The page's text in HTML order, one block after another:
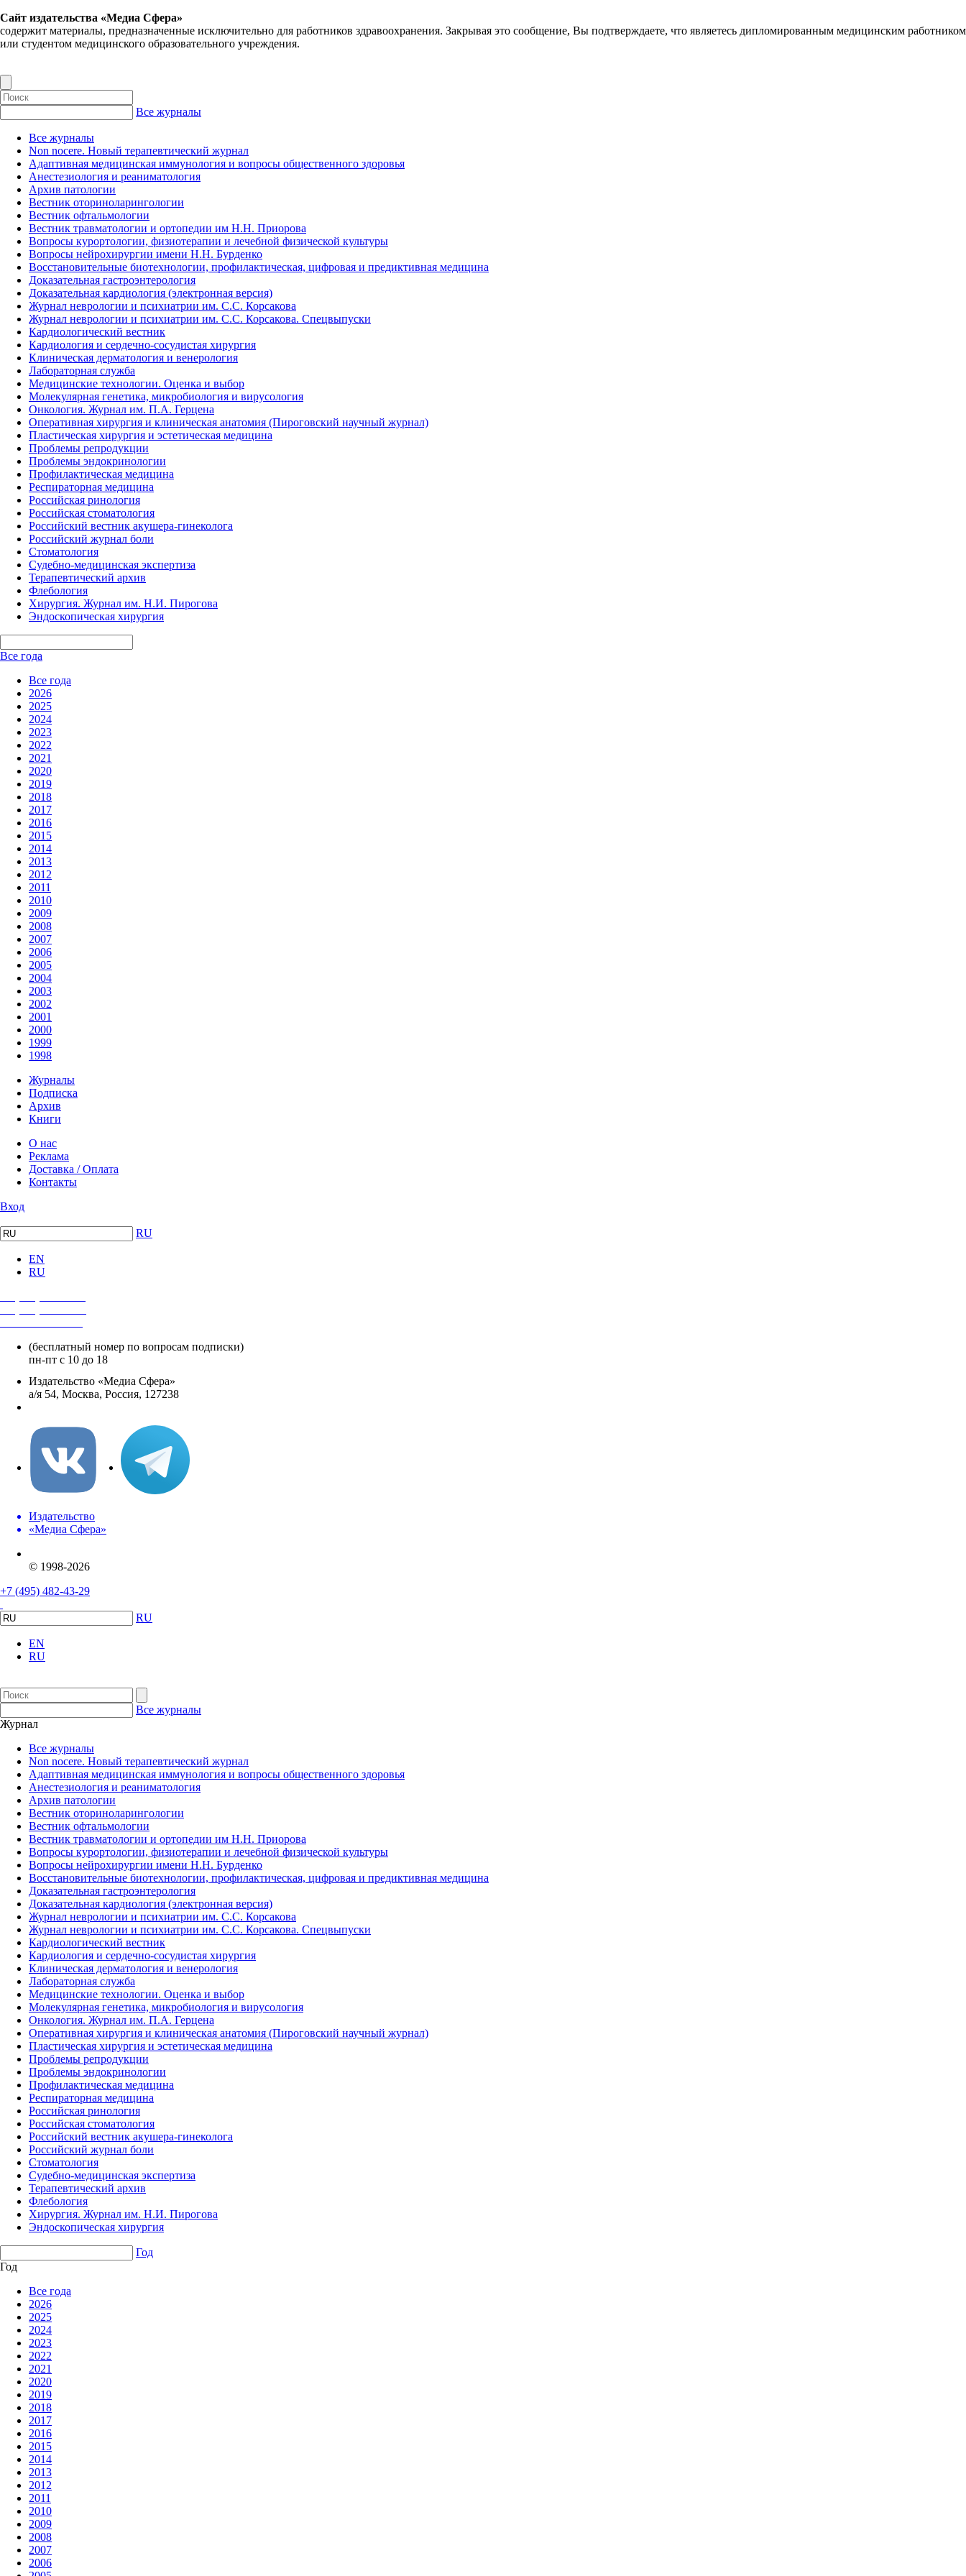
Сайт издательства «Медиа Сфера»
содержит материалы, предназначенные исключительно для работников здравоохранения. Закрывая это сообщение, Вы подтверждаете, что являетесь дипломированным медицинским работником
или студентом медицинского образовательного учреждения.
Все журналы
Все журналы
Non nocere. Новый терапевтический журнал
Адаптивная медицинская иммунология и вопросы общественного здоровья
Анестезиология и реаниматология
Архив патологии
Вестник оториноларингологии
Вестник офтальмологии
Вестник травматологии и ортопедии им Н.Н. Приорова
Вопросы курортологии, физиотерапии и лечебной физической культуры
Вопросы нейрохирургии имени Н.Н. Бурденко
Восстановительные биотехнологии, профилактическая, цифровая и предиктивная медицина
Доказательная гастроэнтерология
Доказательная кардиология (электронная версия)
Журнал неврологии и психиатрии им. С.С. Корсакова
Журнал неврологии и психиатрии им. С.С. Корсакова. Спецвыпуски
Кардиологический вестник
Кардиология и сердечно-сосудистая хирургия
Клиническая дерматология и венерология
Лабораторная служба
Медицинские технологии. Оценка и выбор
Молекулярная генетика, микробиология и вирусология
Онкология. Журнал им. П.А. Герцена
Оперативная хирургия и клиническая анатомия (Пироговский научный журнал)
Пластическая хирургия и эстетическая медицина
Проблемы репродукции
Проблемы эндокринологии
Профилактическая медицина
Респираторная медицина
Российская ринология
Российская стоматология
Российский вестник акушера-гинеколога
Российский журнал боли
Стоматология
Судебно-медицинская экспертиза
Терапевтический архив
Флебология
Хирургия. Журнал им. Н.И. Пирогова
Эндоскопическая хирургия
Все года
Все года
2026
2025
2024
2023
2022
2021
2020
2019
2018
2017
2016
2015
2014
2013
2012
2011
2010
2009
2008
2007
2006
2005
2004
2003
2002
2001
2000
1999
1998
Журналы
Подписка
Архив
Книги
О нас
Реклама
Доставка / Оплата
Контакты
Вход
RU
EN
RU
(бесплатный номер по вопросам подписки)
пн-пт с 10 до 18
Издательство «Медиа Сфера»
а/я 54, Москва, Россия, 127238
Издательство
«Медиа Сфера»
© 1998-2026
+7 (495) 482-43-29
RU
EN
RU
Все журналы
Журнал
Все журналы
Non nocere. Новый терапевтический журнал
Адаптивная медицинская иммунология и вопросы общественного здоровья
Анестезиология и реаниматология
Архив патологии
Вестник оториноларингологии
Вестник офтальмологии
Вестник травматологии и ортопедии им Н.Н. Приорова
Вопросы курортологии, физиотерапии и лечебной физической культуры
Вопросы нейрохирургии имени Н.Н. Бурденко
Восстановительные биотехнологии, профилактическая, цифровая и предиктивная медицина
Доказательная гастроэнтерология
Доказательная кардиология (электронная версия)
Журнал неврологии и психиатрии им. С.С. Корсакова
Журнал неврологии и психиатрии им. С.С. Корсакова. Спецвыпуски
Кардиологический вестник
Кардиология и сердечно-сосудистая хирургия
Клиническая дерматология и венерология
Лабораторная служба
Медицинские технологии. Оценка и выбор
Молекулярная генетика, микробиология и вирусология
Онкология. Журнал им. П.А. Герцена
Оперативная хирургия и клиническая анатомия (Пироговский научный журнал)
Пластическая хирургия и эстетическая медицина
Проблемы репродукции
Проблемы эндокринологии
Профилактическая медицина
Респираторная медицина
Российская ринология
Российская стоматология
Российский вестник акушера-гинеколога
Российский журнал боли
Стоматология
Судебно-медицинская экспертиза
Терапевтический архив
Флебология
Хирургия. Журнал им. Н.И. Пирогова
Эндоскопическая хирургия
Год
Год
Все года
2026
2025
2024
2023
2022
2021
2020
2019
2018
2017
2016
2015
2014
2013
2012
2011
2010
2009
2008
2007
2006